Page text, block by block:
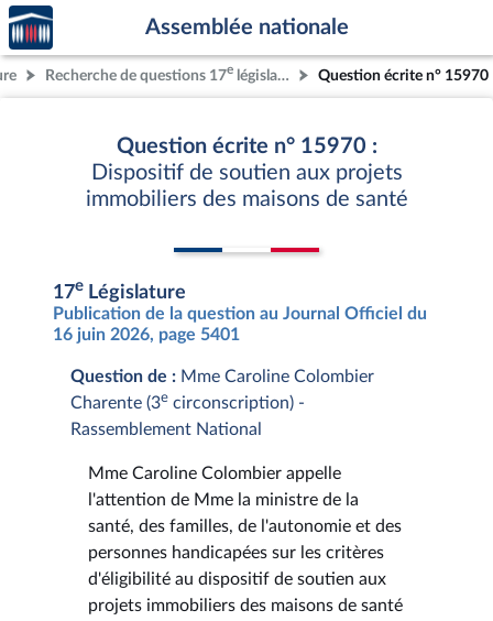
Aller au contenu
Aller en bas de la page
Accèder
à la
page
d'accueil
Assemblée nationale
Recherche de questions 17e législature Question écrite n° 15970
Question écrite n° 15970 :
Dispositif de soutien aux projets
immobiliers des maisons de santé
17e Législature
Publication de la question au Journal Officiel du
16 juin 2026, page 5401
Question de : Mme Caroline Colombier
Charente (3e circonscription) -
Rassemblement National
Mme Caroline Colombier appelle
l'attention de Mme la ministre de la
santé, des familles, de l'autonomie et des
personnes handicapées sur les critères
d'éligibilité au dispositif de soutien aux
projets immobiliers des maisons de santé